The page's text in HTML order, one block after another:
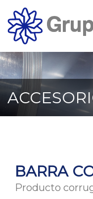
contenido
principal
la
página
BARRA
Producto